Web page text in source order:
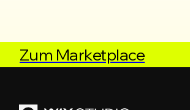
Zum Marketplace